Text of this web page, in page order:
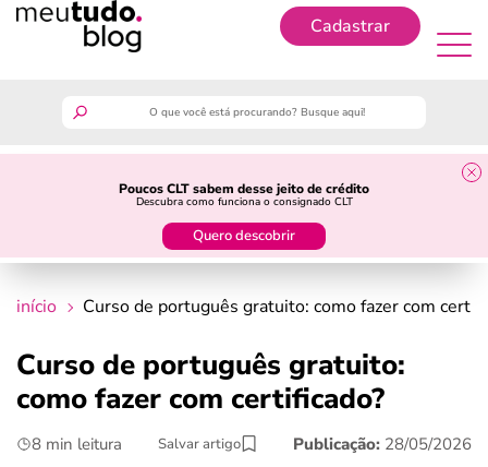
Cadastrar
Poucos CLT sabem desse jeito de crédito
Descubra como funciona o consignado CLT
Quero descobrir
guia do trabalhador
crédito fácil
últimas notícias
início Curso de português gratuito: como fazer com
Curso de português gratuito:
como fazer com certificado?
8 min leitura Salvar artigo Publicação: 28/05/2026